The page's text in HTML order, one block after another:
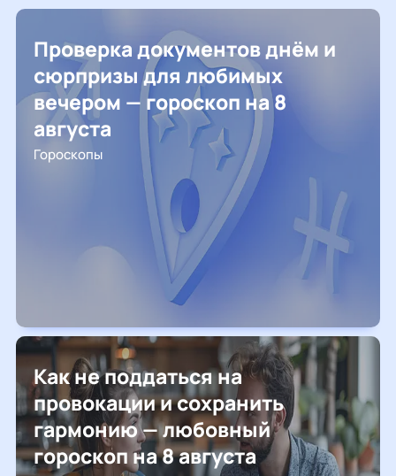
Проверка документов днём и
сюрпризы для любимых
вечером — гороскоп на 8
августа
Гороскопы
Как не поддаться на
провокации и сохранить
гармонию — любовный
гороскоп на 8 августа